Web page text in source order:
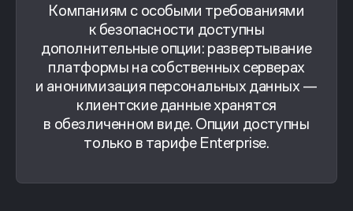
Компаниям с особыми требованиями
к безопасности доступны
дополнительные опции: развертывание
платформы на собственных серверах
и анонимизация персональных данных —
клиентские данные хранятся
в обезличенном виде. Опции доступны
только в тарифе Enterprise.